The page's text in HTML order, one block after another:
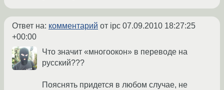
Ответ на: комментарий от ipc 07.09.2010 18:27:25
+00:00
Что значит «многоокон» в переводе на
русский???
Пояснять придется в любом случае, не